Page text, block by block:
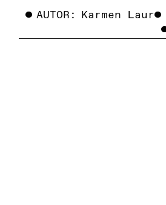
AUTOR: Karmen Laur